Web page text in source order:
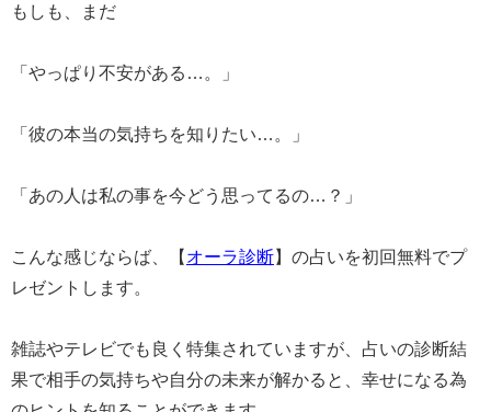
もしも、まだ
「やっぱり不安がある…。」
「彼の本当の気持ちを知りたい…。」
「あの人は私の事を今どう思ってるの…？」
こんな感じならば、【 オーラ診断】の占いを初回無料でプ
レゼントします。
雑誌やテレビでも良く特集されていますが、占いの診断結
果で相手の気持ちや自分の未来が解かると、幸せになる為